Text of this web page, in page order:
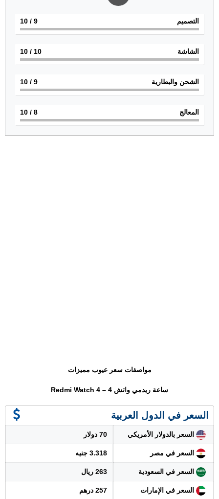
التصميم 9
/ 10
الشاشة 10
/ 10
الشحن والبطارية 9
/ 10
المعالج 8
/ 10
مواصفات سعر عيوب مميزات
ساعة ريدمي واتش 4 – Redmi Watch 4
السعر في الدول العربية
السعر بالدولار الأمريكي 70 دولار
السعر في مصر 3.318 جنيه
السعر في السعودية 263 ريال
السعر في الإمارات 257 درهم